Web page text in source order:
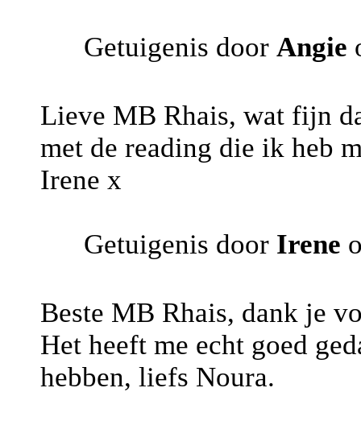
Getuigenis door Angie
Lieve MB Rhais, wat fijn
met de reading die ik heb
Irene x
Getuigenis door Irene
Beste MB Rhais, dank je
Het heeft me echt goed
hebben, liefs Noura.